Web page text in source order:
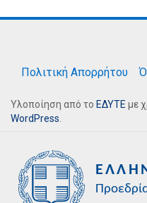
Πολιτική Απορρήτου
Υλοποίηση από το ΕΔΥΤΕ με
WordPress.